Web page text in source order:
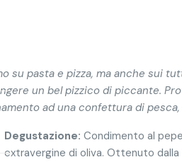
su pasta e pizza, ma anche sui
un bel pizzico di piccante.
ad una confettura di
Degustazione: Condimento al
extravergine di oliva. Ottenuto